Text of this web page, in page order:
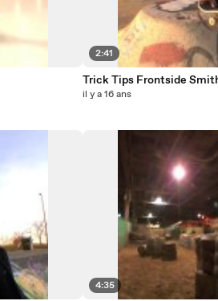
2:41
Trick Tips Frontside
il y a 16 ans
4:35